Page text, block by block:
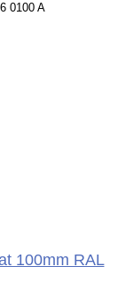
0100 A
100mm RAL